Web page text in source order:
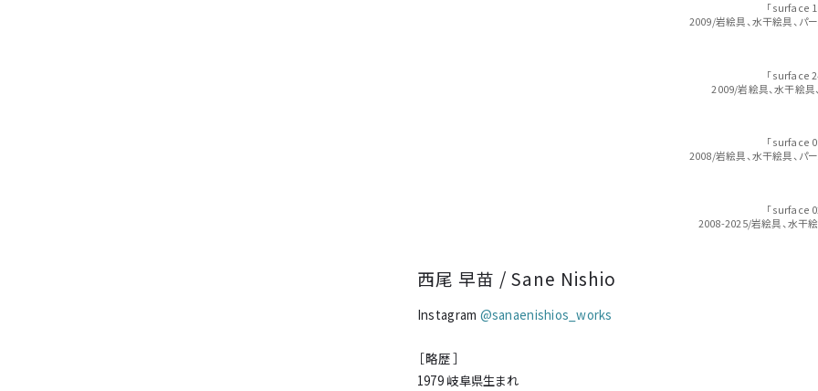
「surface
2009/岩絵具、水干絵具、パー
「surface
2009/岩絵具、水干絵具
「surface
2008/岩絵具、水干絵具、パー
「surface
2008-2025/岩絵具、水干絵
西尾 早苗 / Sane Nishio
Instagram @sanaenishios_works
［ 略歴 ］
1979 岐阜県生まれ